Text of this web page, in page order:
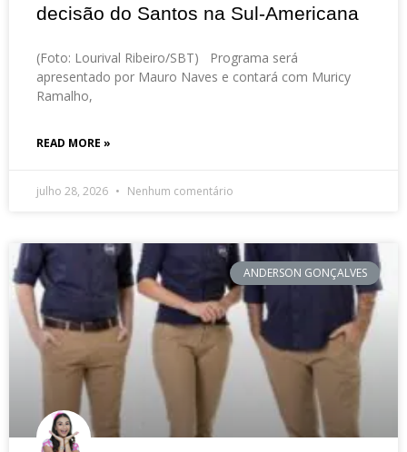
decisão do Santos na Sul-Americana
(Foto: Lourival Ribeiro/SBT) Programa será
apresentado por Mauro Naves e contará com Muricy
Ramalho,
READ MORE »
julho 28, 2026 Nenhum comentário
ANDERSON GONÇALVES